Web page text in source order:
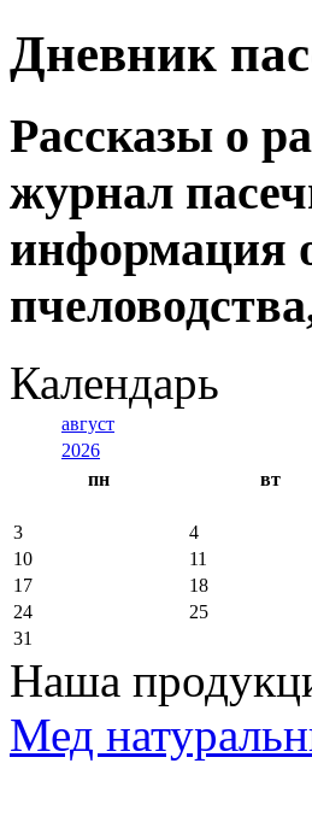
Дневник
Рассказы о
журнал
информация
Календарь
август
2026
пн
вт
3 4
10
11
17
18
24
25
31
Наша
Мед